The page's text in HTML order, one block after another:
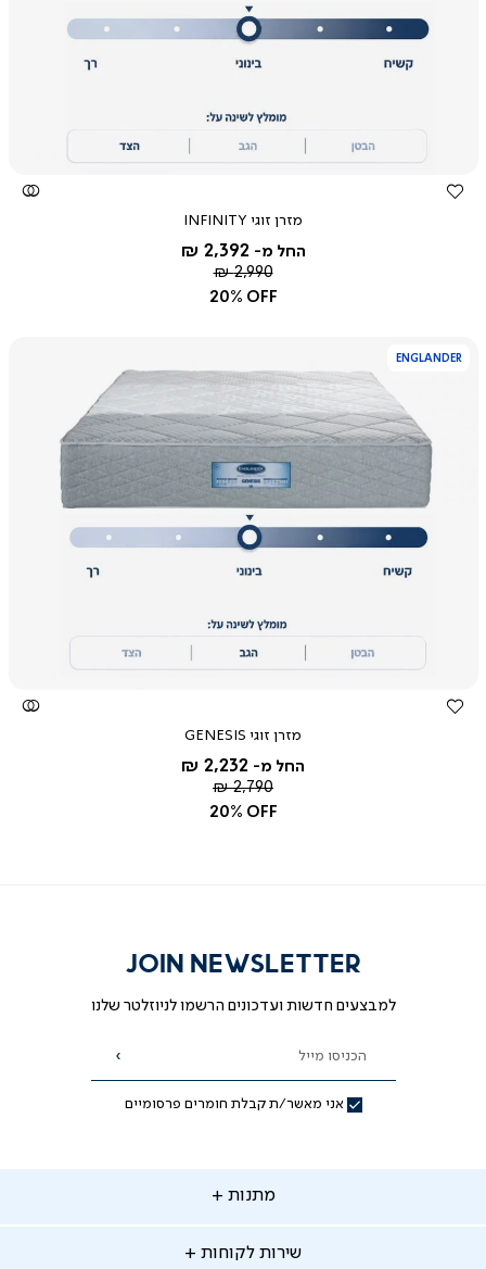
צפייה
מהירה
מזרן זוגי INFINITY
החל מ- 2,392 ₪
מחיר
רגיל
2,990 ₪
20% OFF
ENGLANDER
צפייה
מזרן זוגי GENESIS
החל מ- 2,232 ₪
מחיר
רגיל
2,790 ₪
20% OFF
JOIN NEWSLETTER
למבצעים חדשות ועדכונים הרשמו לניוזלטר שלנו
הכניסו מייל
אני מאשר/ת קבלת חומרים פרסומיים
הרשמה
שירות לקוחות
מתנות
מתנות לאמא